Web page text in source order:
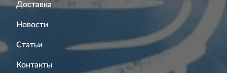
Доставка
Новости
Статьи
Контакты